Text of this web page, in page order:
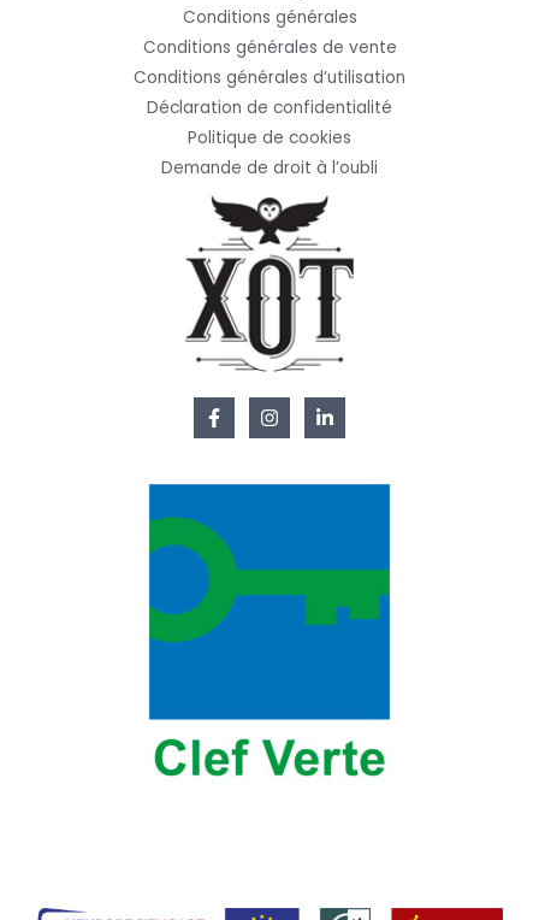
Conditions générales
Conditions générales de vente
Conditions générales d’utilisation
Déclaration de confidentialité
Politique de cookies
Demande de droit à l’oubli